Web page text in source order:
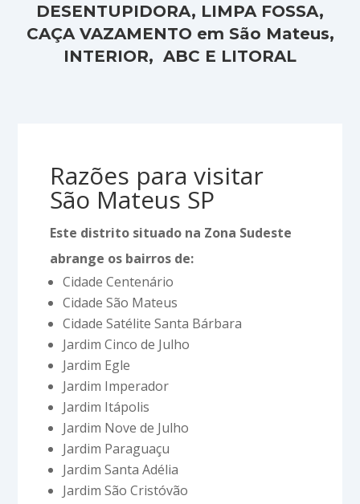
DESENTUPIDORA, LIMPA FOSSA,
CAÇA VAZAMENTO em São Mateus,
INTERIOR, ABC E LITORAL
Razões para visitar
São Mateus SP
Este distrito situado na Zona Sudeste
abrange os bairros de:
Cidade Centenário
Cidade São Mateus
Cidade Satélite Santa Bárbara
Jardim Cinco de Julho
Jardim Egle
Jardim Imperador
Jardim Itápolis
Jardim Nove de Julho
Jardim Paraguaçu
Jardim Santa Adélia
Jardim São Cristóvão